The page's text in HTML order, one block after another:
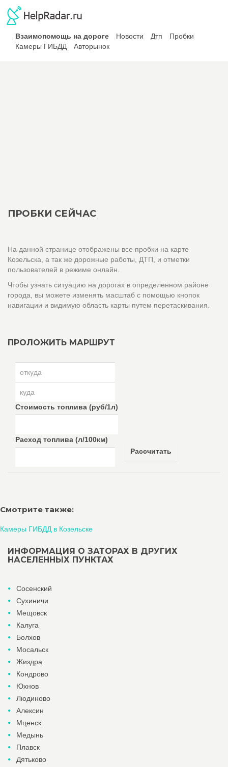
Взаимопомощь на дороге Новости Дтп
Пробки
Камеры ГИБДД
Авторынок
ПРОБКИ СЕЙЧАС
На данной странице отображены все пробки на карте
Козельска, а так же дорожные работы, ДТП, и отметки
пользователей в режиме онлайн.
Чтобы узнать ситуацию на дорогах в определенном районе
города, вы можете изменять масштаб с помощью кнопок
навигации и видимую область карты путем перетаскивания.
ПРОЛОЖИТЬ МАРШРУТ
Стоимость топлива (руб/1л)
Расход топлива (л/100км)
Рассчитать
Смотрите также:
Камеры ГИБДД в Козельске
ИНФОРМАЦИЯ О ЗАТОРАХ В ДРУГИХ
НАСЕЛЕННЫХ ПУНКТАХ
Сосенский
Сухиничи
Мещовск
Калуга
Болхов
Мосальск
Жиздра
Кондрово
Юхнов
Людиново
Алексин
Мценск
Медынь
Плавск
Дятьково